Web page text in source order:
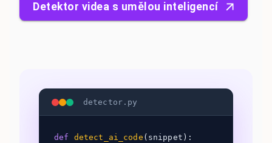
Detektor videa s umělou inteligencí
detector.py
def detect_ai_code (snippet):